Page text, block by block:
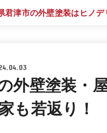
外壁塗装・
も若返り！